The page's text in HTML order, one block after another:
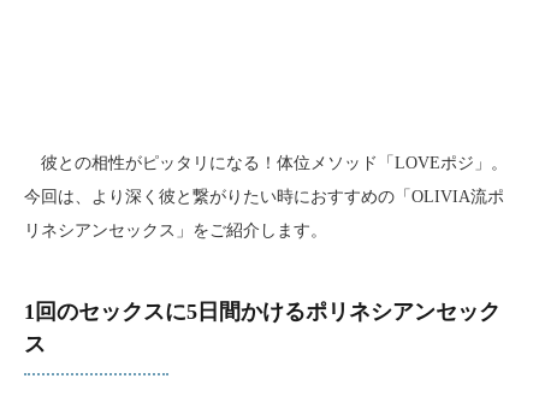
彼との相性がピッタリになる！体位メソッド「LOVEポジ」。
今回は、より深く彼と繋がりたい時におすすめの「OLIVIA流ポ
リネシアンセックス」をご紹介します。
1回のセックスに5日間かけるポリネシアンセック
ス